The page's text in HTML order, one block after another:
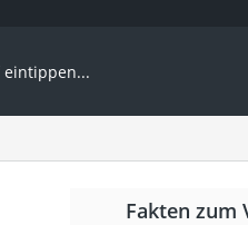
Fakten zum